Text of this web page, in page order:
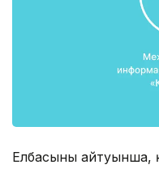
Елбасының айтуынша,